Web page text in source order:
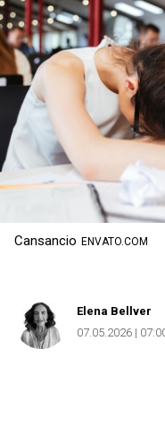
Cansancio ENVATO.COM
Elena Bellver
07.05.2026 |